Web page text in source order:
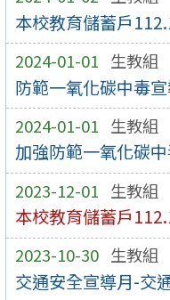
本校教育儲蓄戶
2024-01-01 生教組
防範一氧化碳中毒
2024-01-01 生教組
加強防範一氧化碳
2023-12-01 生教組
本校教育儲蓄戶
2023-10-30 生教組
交通安全宣導月-交